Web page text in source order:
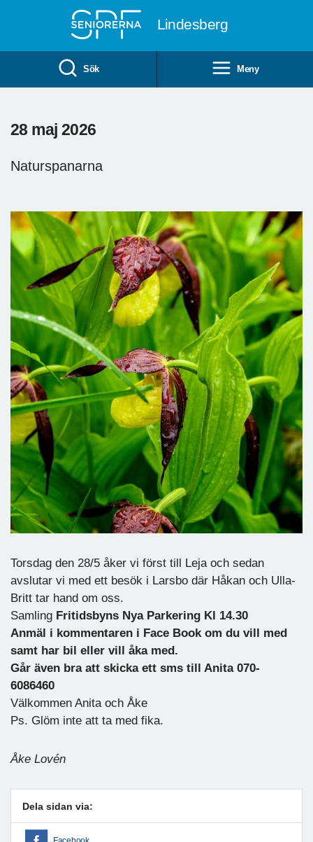
Lindesberg
Sök Meny
28 maj 2026
Naturspanarna
Torsdag den 28/5 åker vi först till Leja och sedan
avslutar vi med ett besök i Larsbo där Håkan och Ulla-
Britt tar hand om oss.
Samling Fritidsbyns Nya Parkering Kl 14.30
Anmäl i kommentaren i Face Book om du vill med
samt har bil eller vill åka med.
Går även bra att skicka ett sms till Anita 070-
6086460
Välkommen Anita och Åke
Ps. Glöm inte att ta med fika.
Åke Lovén
Dela sidan via: